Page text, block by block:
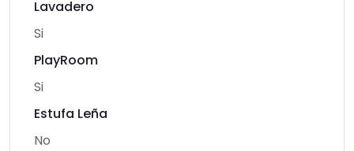
Lavadero
Si
PlayRoom
Si
Estufa Leña
No